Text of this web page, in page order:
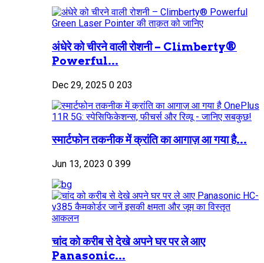
अंधेरे को चीरने वाली रोशनी – Climberty®
Powerful...
Dec 29, 2025 0 203
स्मार्टफोन तकनीक में क्रांति का आगाज़ आ गया है...
Jun 13, 2023 0 399
चांद को करीब से देखे अपने घर पर ले आए
Panasonic...